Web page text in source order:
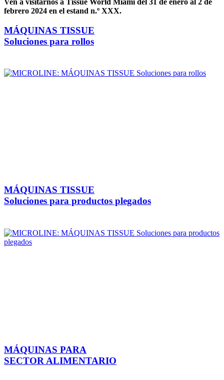
Ven a visitarnos a Tissue World Miami del 31 de enero al 2 de
febrero 2024 en el estand n.º XXX.
MÁQUINAS TISSUE
Soluciones para rollos
MÁQUINAS TISSUE
Soluciones para productos plegados
MÁQUINAS PARA
SECTOR ALIMENTARIO